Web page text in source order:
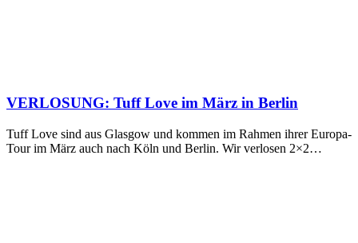
VERLOSUNG: Tuff Love im März in Berlin
Tuff Love sind aus Glasgow und kommen im Rahmen ihrer Europa-
Tour im März auch nach Köln und Berlin. Wir verlosen 2×2…